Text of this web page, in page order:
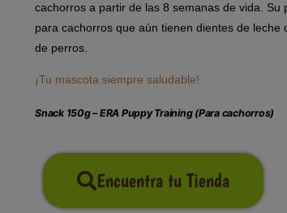
cachorros a partir de las 8 semanas de vida. Su
para cachorros que aún tienen dientes de
de perros.
¡Tu mascota siempre saludable!
Snack 150g – ERA Puppy Training (Para cachorros)
Encuentra tu Tienda